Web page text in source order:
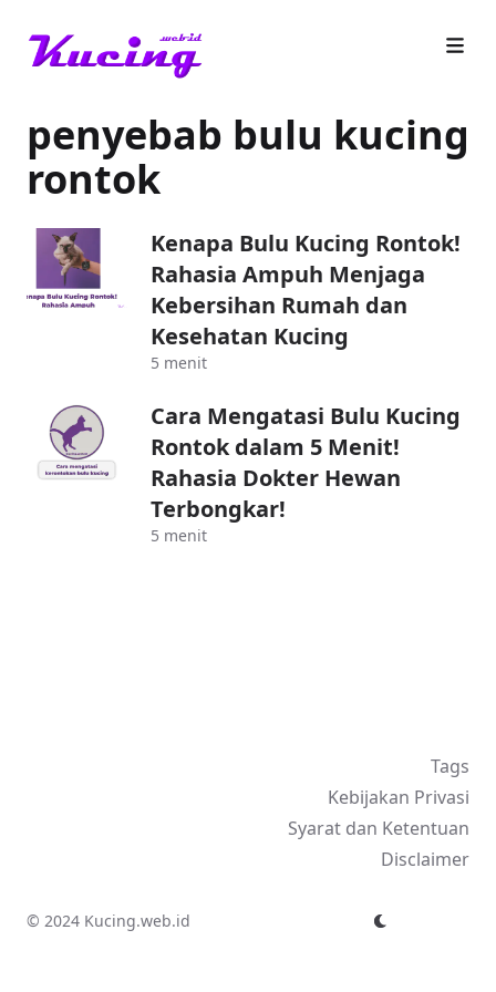
penyebab bulu kucing
rontok
Kenapa Bulu Kucing Rontok!
Rahasia Ampuh Menjaga
Kebersihan Rumah dan
Kesehatan Kucing
5 menit
Cara Mengatasi Bulu Kucing
Rontok dalam 5 Menit!
Rahasia Dokter Hewan
Terbongkar!
5 menit
Tags
Kebijakan Privasi
Syarat dan Ketentuan
Disclaimer
© 2024 Kucing.web.id